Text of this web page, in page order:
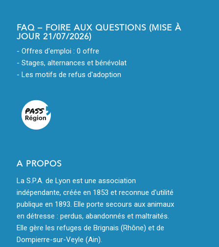
FAQ – FOIRE AUX QUESTIONS (MISE À
JOUR 21/07/2026)
- Offres d'emploi : 0 offre
- Stages, alternances et bénévolat
- Les motifs de refus d'adoption
A PROPOS
La S.P.A. de Lyon est une association
indépendante, créée en 1853 et reconnue d'utilité
publique en 1893. Elle porte secours aux animaux
en détresse : perdus, abandonnés et maltraités.
Elle gère les refuges de Brignais (Rhône) et de
Dompierre-sur-Veyle (Ain).